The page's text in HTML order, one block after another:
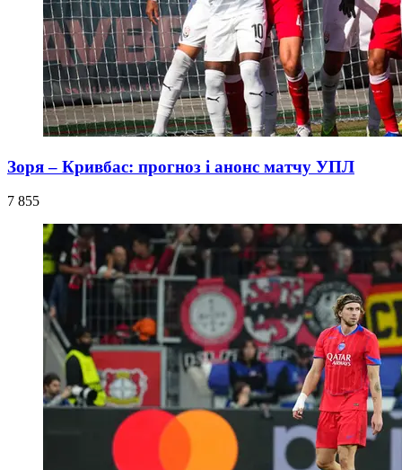
Зоря – Кривбас: прогноз і анонс матчу УПЛ
7 855